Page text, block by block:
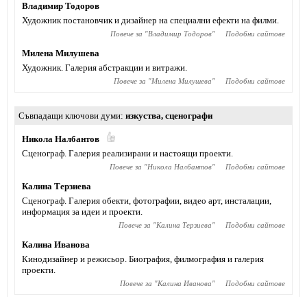
Владимир Тодоров
Художник постановчик и дизайнер на специални ефекти на филми.
Повече за "Владимир Тодоров" Подобни сайтове
Милена Милушева
Художник. Галерия абстракции и витражи.
Повече за "Милена Милушева" Подобни сайтове
Съвпадащи ключови думи изкуства, сценографи
Никола Налбантов
Сценограф. Галерия реализирани и настоящи проекти.
Повече за "Никола Налбантов" Подобни сайтове
Калина Терзиева
Сценограф. Галерия обекти, фотографии, видео арт, инсталации,
информация за идеи и проекти.
Повече за "Калина Терзиева" Подобни сайтове
Калина Иванова
Кинодизайнер и режисьор. Биография, филмография и галерия
проекти.
Повече за "Калина Иванова" Подобни сайтове